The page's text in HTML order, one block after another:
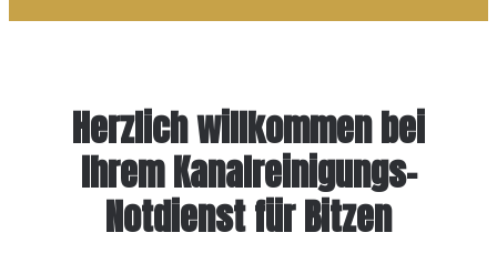
Herzlich willkommen bei
Ihrem Kanalreinigungs-
Notdienst für Bitzen